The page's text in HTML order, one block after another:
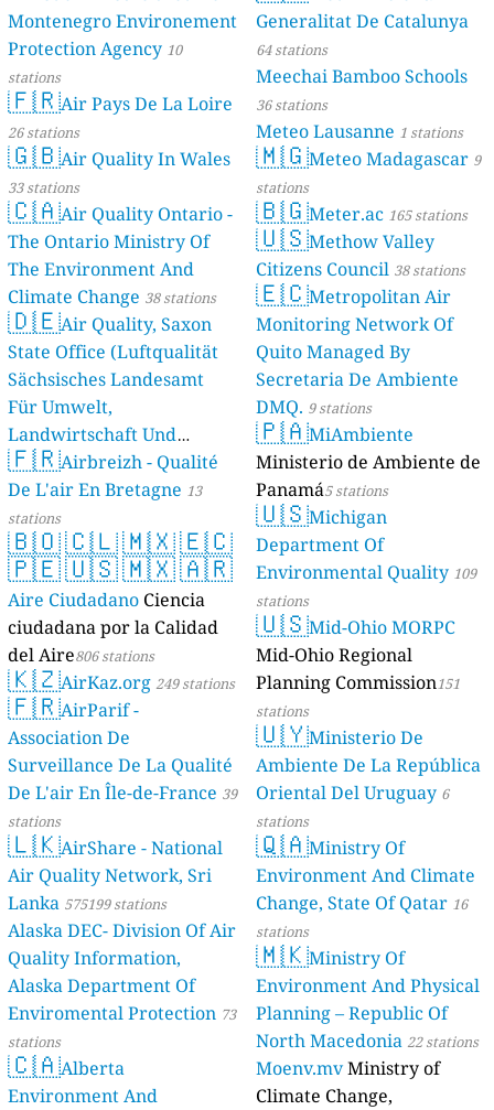
Montenegro Environement
Protection Agency 10
stations
🇫🇷Air Pays De La Loire
26 stations
🇬🇧Air Quality In Wales
33 stations
🇨🇦Air Quality Ontario -
The Ontario Ministry Of
The Environment And
Climate Change 38 stations
🇩🇪Air Quality, Saxon
State Office (Luftqualität
Sächsisches Landesamt
Für Umwelt,
Landwirtschaft Und
Geologie) 50 stations
🇫🇷Airbreizh - Qualité
De L'air En Bretagne 13
stations
🇧🇴🇨🇱🇲🇽🇪🇨
🇵🇪🇺🇸🇲🇽🇦🇷
Aire Ciudadano Ciencia
ciudadana por la Calidad
del Aire806 stations
🇰🇿AirKaz.org 249 stations
🇫🇷AirParif -
Association De
Surveillance De La Qualité
De L'air En Île-de-France 39
stations
🇱🇰AirShare - National
Air Quality Network, Sri
Lanka 575199 stations
Alaska DEC- Division Of Air
Quality Information,
Alaska Department Of
Enviromental Protection 73
stations
🇨🇦Alberta
Environment And
Generalitat De Catalunya
64 stations
Meechai Bamboo Schools
36 stations
Meteo Lausanne 1 stations
🇲🇬Meteo Madagascar 9
stations
🇧🇬Meter.ac 165 stations
🇺🇸Methow Valley
Citizens Council 38 stations
🇪🇨Metropolitan Air
Monitoring Network Of
Quito Managed By
Secretaria De Ambiente
DMQ. 9 stations
🇵🇦MiAmbiente
Ministerio de Ambiente de
Panamá5 stations
🇺🇸Michigan
Department Of
Environmental Quality 109
stations
🇺🇸Mid-Ohio MORPC
Mid-Ohio Regional
Planning Commission151
stations
🇺🇾Ministerio De
Ambiente De La República
Oriental Del Uruguay 6
stations
🇶🇦Ministry Of
Environment And Climate
Change, State Of Qatar 16
stations
🇲🇰Ministry Of
Environment And Physical
Planning – Republic Of
North Macedonia 22 stations
Moenv.mvMinistry of
Climate Change,